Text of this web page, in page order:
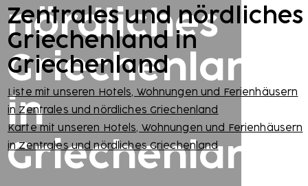
nördliches
Griechenland
in
Griechenland
Zentrales und nördliches
Griechenland in
Griechenland
Liste mit unseren Hotels, Wohnungen und Ferienhäusern
in Zentrales und nördliches Griechenland
Karte mit unseren Hotels, Wohnungen und Ferienhäusern
in Zentrales und nördliches Griechenland